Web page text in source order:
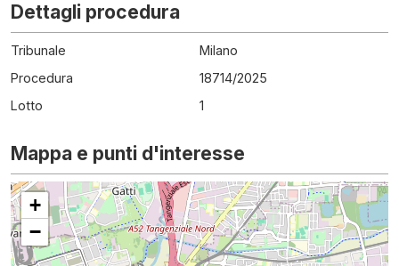
Dettagli procedura
Tribunale
Milano
Procedura
18714/2025
Lotto
1
Mappa e punti d'interesse
+
−